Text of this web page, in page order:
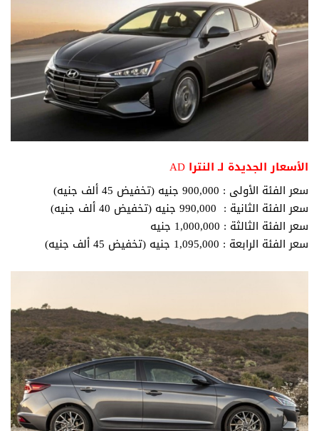
الأسعار الجديدة لـ النترا AD
سعر الفئة الأولى : 900,000 جنيه (تخفيض 45 ألف جنيه)
سعر الفئة الثانية : 990,000 جنيه (تخفيض 40 ألف جنيه)
سعر الفئة الثالثة : 1,000,000 جنيه
سعر الفئة الرابعة : 1,095,000 جنيه (تخفيض 45 ألف جنيه)